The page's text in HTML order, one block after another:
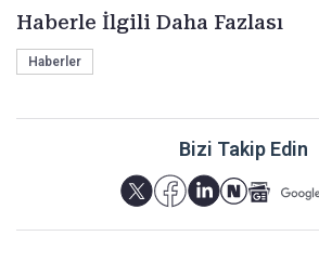
Haberle İlgili Daha Fazlası
Haberler
Bizi Takip Edin